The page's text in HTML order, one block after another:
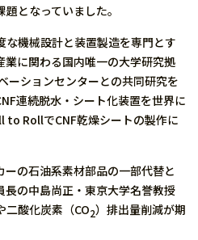
となっていました。
機械設計と装置製造を専門とす
業に関わる国内唯一の大学研究拠
ーションセンターとの共同研究を
連続脱水・シート化装置を世界に
to RollでCNF乾燥シートの製作に
の石油系素材部品の一部代替と
長の中島尚正・東京大学名誉教授
二酸化炭素（CO2）排出量削減が期